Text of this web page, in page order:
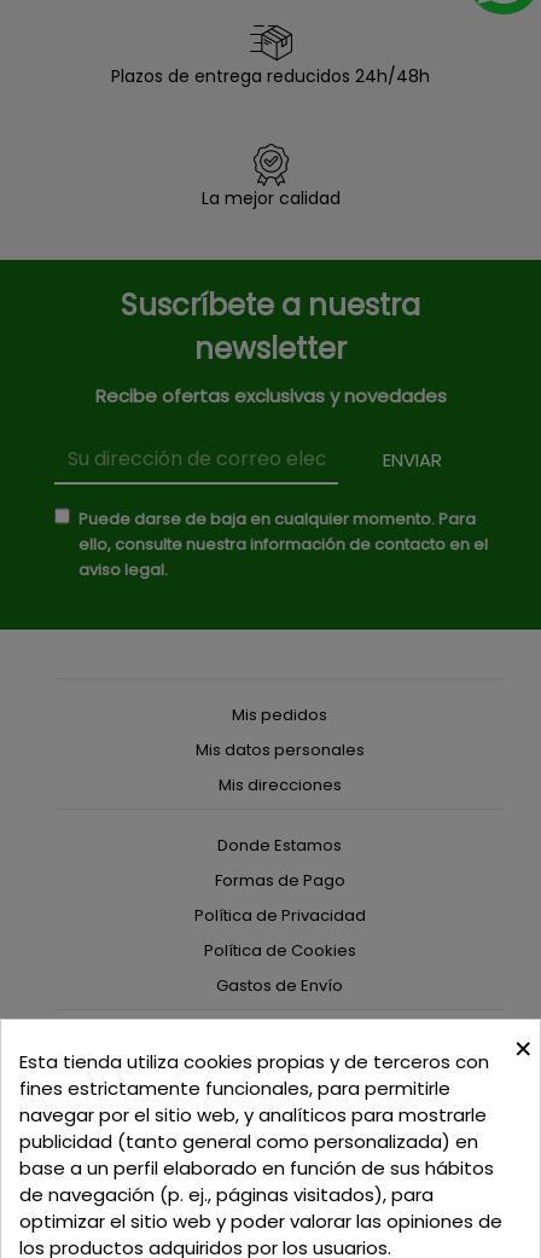
Plazos de entrega reducidos 24h/48h
La mejor calidad
Suscríbete a nuestra
newsletter
Recibe ofertas exclusivas y novedades
Puede darse de baja en cualquier momento. Para
ello, consulte nuestra información de contacto en el
aviso legal.
Mis pedidos
Mis datos personales
Mis direcciones
Donde Estamos
Formas de Pago
Política de Privacidad
Política de Cookies
Gastos de Envío
C/ Delgadillo Nº 7 - Local 1 - 45600
Talavera de la Reina - Toledo - (España)
Llamadnos:+34 925 82 02 19 o625 654 791
Email: curtidosytapicerias@gmail.com
Verano:
×
Esta tienda utiliza cookies propias y de terceros con
fines estrictamente funcionales, para permitirle
navegar por el sitio web, y analíticos para mostrarle
publicidad (tanto general como personalizada) en
base a un perfil elaborado en función de sus hábitos
de navegación (p. ej., páginas visitados), para
optimizar el sitio web y poder valorar las opiniones de
los productos adquiridos por los usuarios.